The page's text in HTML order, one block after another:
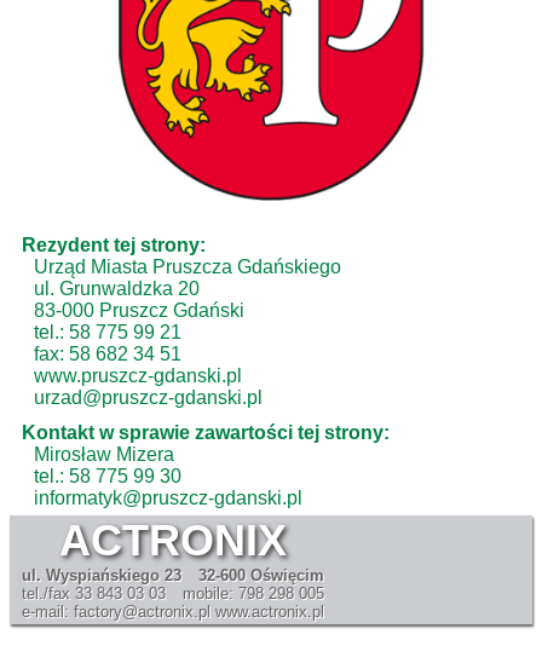
Rezydent tej strony:
Urząd Miasta Pruszcza Gdańskiego
ul. Grunwaldzka 20
83-000 Pruszcz Gdański
tel.: 58 775 99 21
fax: 58 682 34 51
www.pruszcz-gdanski.pl
urzad@pruszcz-gdanski.pl
Kontakt w sprawie zawartości tej strony:
Mirosław Mizera
tel.: 58 775 99 30
informatyk@pruszcz-gdanski.pl
ACTRONIX
ul. Wyspiańskiego 23
tel./fax 33 843 03 03
e-mail: factory@actronix.pl
32-600 Oświęcim
mobile: 798 298 005
www.actronix.pl